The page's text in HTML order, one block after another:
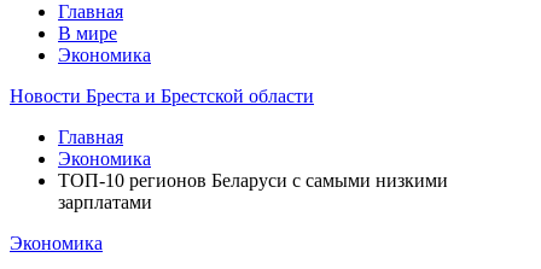
Главная
В мире
Экономика
Новости Бреста и Брестской области
Главная
Экономика
ТОП-10 регионов Беларуси с самыми низкими
зарплатами
Экономика